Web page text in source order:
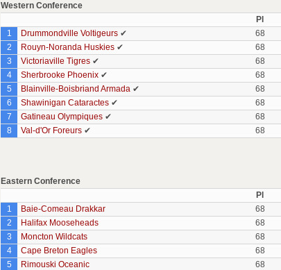
Western Conference
Pl
1
Drummondville Voltigeurs ✔ 68
2
Rouyn-Noranda Huskies ✔ 68
3
Victoriaville Tigres ✔ 68
4
Sherbrooke Phoenix ✔ 68
5
Blainville-Boisbriand Armada ✔ 68
6
Shawinigan Cataractes ✔ 68
7
Gatineau Olympiques ✔ 68
8
Val-d'Or Foreurs ✔ 68
Eastern Conference
Pl
1
Baie-Comeau Drakkar 68
2
Halifax Mooseheads 68
3
Moncton Wildcats 68
4
Cape Breton Eagles 68
5
Rimouski Oceanic 68